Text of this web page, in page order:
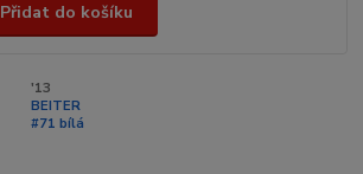
Přidat do košíku
'13
BEITER
#71 bílá